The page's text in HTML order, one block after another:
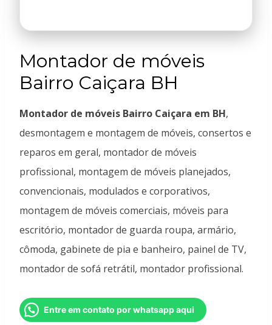
Montador de móveis
Bairro Caiçara BH
Montador de móveis Bairro Caiçara em BH,
desmontagem e montagem de móveis, consertos e
reparos em geral, montador de móveis
profissional, montagem de móveis planejados,
convencionais, modulados e corporativos,
montagem de móveis comerciais, móveis para
escritório, montador de guarda roupa, armário,
cômoda, gabinete de pia e banheiro, painel de TV,
montador de sofá retrátil, montador profissional.
Entre em contato por whatsapp aqui